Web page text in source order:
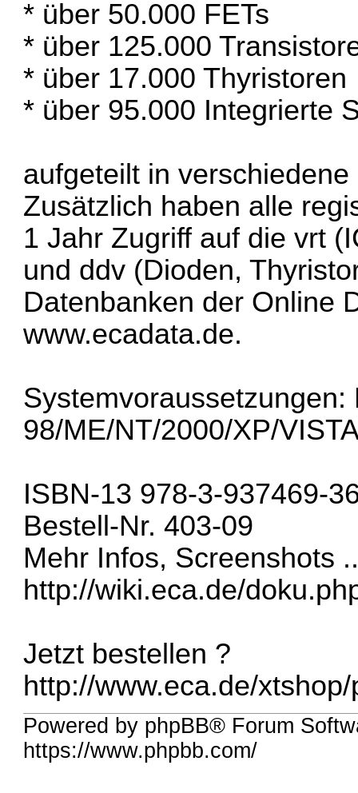
* über 50.000 FETs
* über 125.000
* über 17.000 Thyristoren
* über 95.000 Integrierte
aufgeteilt in
Zusätzlich haben alle
1 Jahr Zugriff auf die vrt
und ddv (Dioden,
Datenbanken der Online
www.ecadata.de.
98/ME/NT/2000/XP/
ISBN-13 978-3-937469-
Bestell-Nr. 403-09
Mehr Infos, Screenshots
http://wiki.eca.de/
Jetzt bestellen ?
http://www.eca.de/
Powered by phpBB® Forum
https://www.phpbb.com/